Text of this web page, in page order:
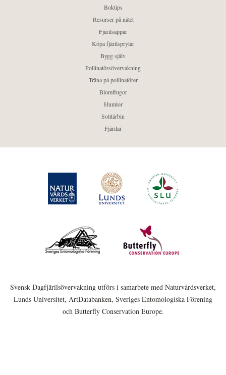
Boktips
Resurser på nätet
Fjärilsappar
Köpa fjärilsprylar
Bygg själv
Pollinatörsövervakning
Träna på pollinatörer
Blomflugor
Humlor
Solitärbin
Fjärilar
Svensk Dagfjärilsövervakning utförs i samarbete med Naturvårdsverket,
Lunds Universitet, ArtDatabanken, Sveriges Entomologiska Förening
och Butterfly Conservation Europe.